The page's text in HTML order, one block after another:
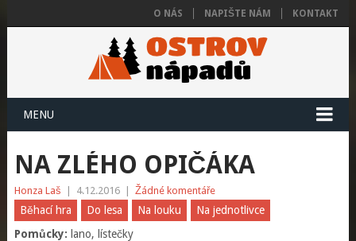
O NÁS NAPIŠTE NÁM KONTAKT
MENU
NA ZLÉHO OPIČÁKA
Honza Laš 4.12.2016 Žádné komentáře
Běhací hra Do lesa Na louku
Na jednotlivce
Pomůcky: lano, lístečky